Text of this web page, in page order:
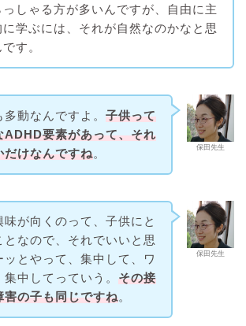
っしゃる方が多いんですが、自由に主
に学ぶには、それが自然なのかなと思
す。
保田先生
動なんですよ。 子供って
ADHD要素があって、それ
だけなんですね。
保田先生
味が向くのって、子供にと
となので、それでいいと思
ッとやって、集中して、ワ
中してっていう。 その接
害の子も同じですね。